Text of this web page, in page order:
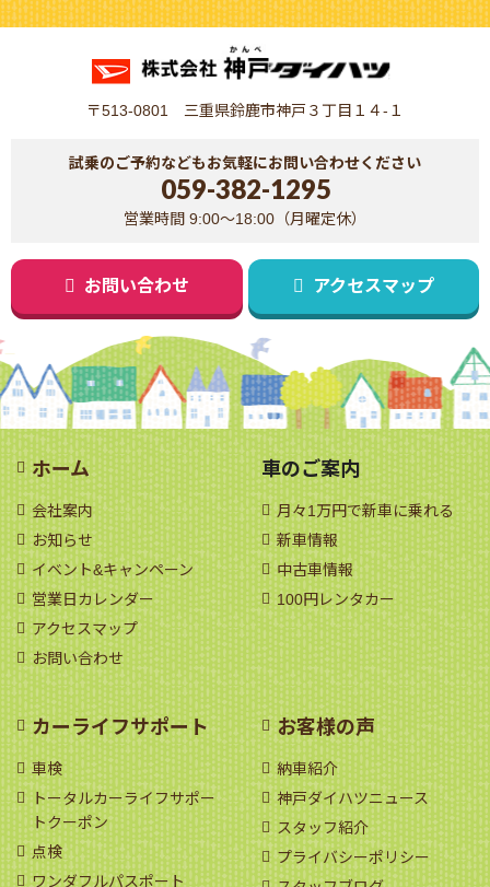
〒513-0801 三重県鈴鹿市神戸３丁目１４-１
試乗のご予約などもお気軽にお問い合わせください
059-382-1295
営業時間 9:00～18:00（月曜定休）
お問い合わせ アクセスマップ
ホーム
会社案内
お知らせ
イベント&キャンペーン
営業日カレンダー
アクセスマップ
お問い合わせ
車のご案内
月々1万円で新車に乗れる
新車情報
中古車情報
100円レンタカー
カーライフサポート
車検
トータルカーライフサポー
トクーポン
点検
ワンダフルパスポート
お客様の声
納車紹介
神戸ダイハツニュース
スタッフ紹介
プライバシーポリシー